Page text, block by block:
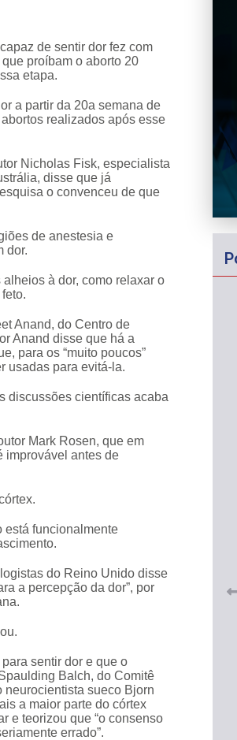
de sentir dor fez com
proíbam o aborto 20
etapa.
a partir da 20a semana de
realizados após esse
Nicholas Fisk, especialista
disse que já
o convenceu de que
de anestesia e
dor.
à dor, como relaxar o
Anand, do Centro de
Anand disse que há a
para os “muito poucos”
usadas para evitá-la.
discussões científicas acaba
Mark Rosen, que em
improvável antes de
está funcionalmente
do Reino Unido disse
a percepção da dor”, por
sentir dor e que o
Balch, do Comitê
neurocientista sueco Bjorn
a maior parte do córtex
e teorizou que “o consenso
errado”.
AL renova parceria com
SP e garante continuidade
acesso gratuito à Academia
de maio de 2026